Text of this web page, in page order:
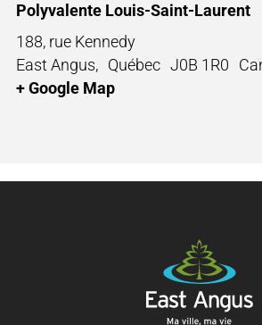
Polyvalente Louis-Saint-Laurent
188, rue Kennedy
East Angus, Québec J0B 1R0
+ Google Map